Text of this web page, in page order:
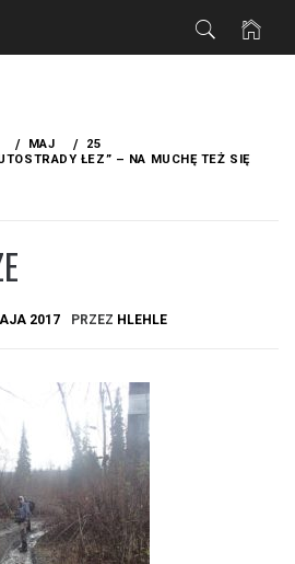
MAJ
25
ŁEZ” – NA MUCHĘ TEŻ SIĘ
2017 PRZEZ HLEHLE